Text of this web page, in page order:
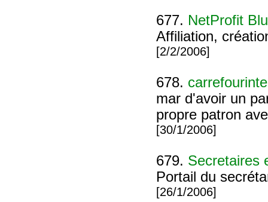
677. NetProfit
Affiliation,
[2/2/2006]
678.
mar d'avoir un
propre patron
[30/1/2006]
679. Secretaires
Portail du
[26/1/2006]